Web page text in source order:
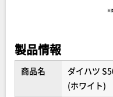
製品情報
商品名
ダイハツ
(ホワイト)